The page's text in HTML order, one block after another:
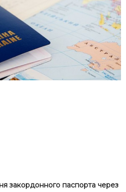
закордонного паспорта через